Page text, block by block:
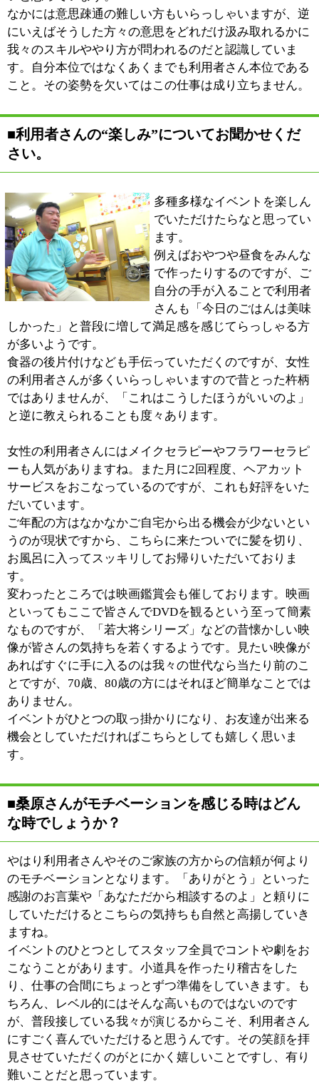
像が皆さんの気持ちを若くするようです。見たい映像が
あればすぐに手に入るのは我々の世代なら当たり前のこ
とですが、70歳、80歳の方にはそれほど簡単なことでは
ありません。
イベントがひとつの取っ掛かりになり、お友達が出来る
機会としていただければこちらとしても嬉しく思いま
す。
■桑原さんがモチベーションを感じる時はどん
な時でしょうか？
やはり利用者さんやそのご家族の方からの信頼が何より
のモチベーションとなります。「ありがとう」といった
していただけるとこちらの気持ちも自然と高揚していき
ますね。
イベントのひとつとしてスタッフ全員でコントや劇をお
こなうことがあります。小道具を作ったり稽古をした
り、仕事の合間にちょっとずつ準備をしていきます。も
ちろん、レベル的にはそんな高いものではないのです
が、普段接している我々が演じるからこそ、利用者さん
にすごく喜んでいただけると思うんです。その笑顔を拝
見させていただくのがとにかく嬉しいことですし、有り
■最後に地域の皆様へメッセージをお願い致し
ます。
こちらに来て我々スタッフと親しくしていただくのも良
いのですが、やはり同年代の、利用者さん同士で仲良く
なっていただけることが1番の目的ということになりま
とねー」とお互いに思っていただけるような状況をお作
りするのが我々に求められるものだと思っています。利
用者さん同士が強く結びつくことで通っていただく意義
も自然と高くなりますよね。
見学は随時おこなわせていただいております。どの曜日
に来ていただいても必ず何かしらの催しをおこなってお
りますので、利用者さんの様子も含めてご覧いただけれ
ばと思います。必ずや楽しんでいただけるものと自負し
ておりますので、どうぞお気軽に足をお運びください。
※上記記事は2011.11に取材したものです。
情報時間の経過による変化などがございます事をご了承
このページの先頭へ
江戸川区時間 墨田区時間 葛飾区時間
表示：
© 2013 art blue Inc.